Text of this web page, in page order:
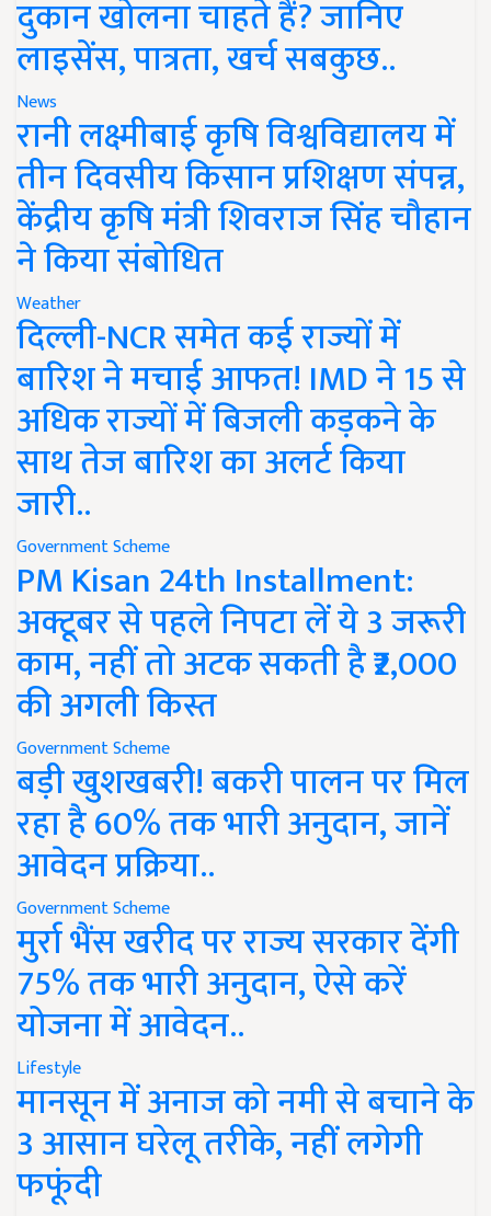
दुकान खोलना चाहते हैं? जानिए
लाइसेंस, पात्रता, खर्च सबकुछ..
News
रानी लक्ष्मीबाई कृषि विश्वविद्यालय में
तीन दिवसीय किसान प्रशिक्षण संपन्न,
केंद्रीय कृषि मंत्री शिवराज सिंह चौहान
ने किया संबोधित
Weather
दिल्ली-NCR समेत कई राज्यों में
बारिश ने मचाई आफत! IMD ने 15 से
अधिक राज्यों में बिजली कड़कने के
साथ तेज बारिश का अलर्ट किया
जारी..
Government Scheme
PM Kisan 24th Installment:
अक्टूबर से पहले निपटा लें ये 3 जरूरी
काम, नहीं तो अटक सकती है ₹2,000
की अगली किस्त
Government Scheme
बड़ी खुशखबरी! बकरी पालन पर मिल
रहा है 60% तक भारी अनुदान, जानें
आवेदन प्रक्रिया..
Government Scheme
मुर्रा भैंस खरीद पर राज्य सरकार देंगी
75% तक भारी अनुदान, ऐसे करें
योजना में आवेदन..
Lifestyle
मानसून में अनाज को नमी से बचाने के
3 आसान घरेलू तरीके, नहीं लगेगी
फफूंदी